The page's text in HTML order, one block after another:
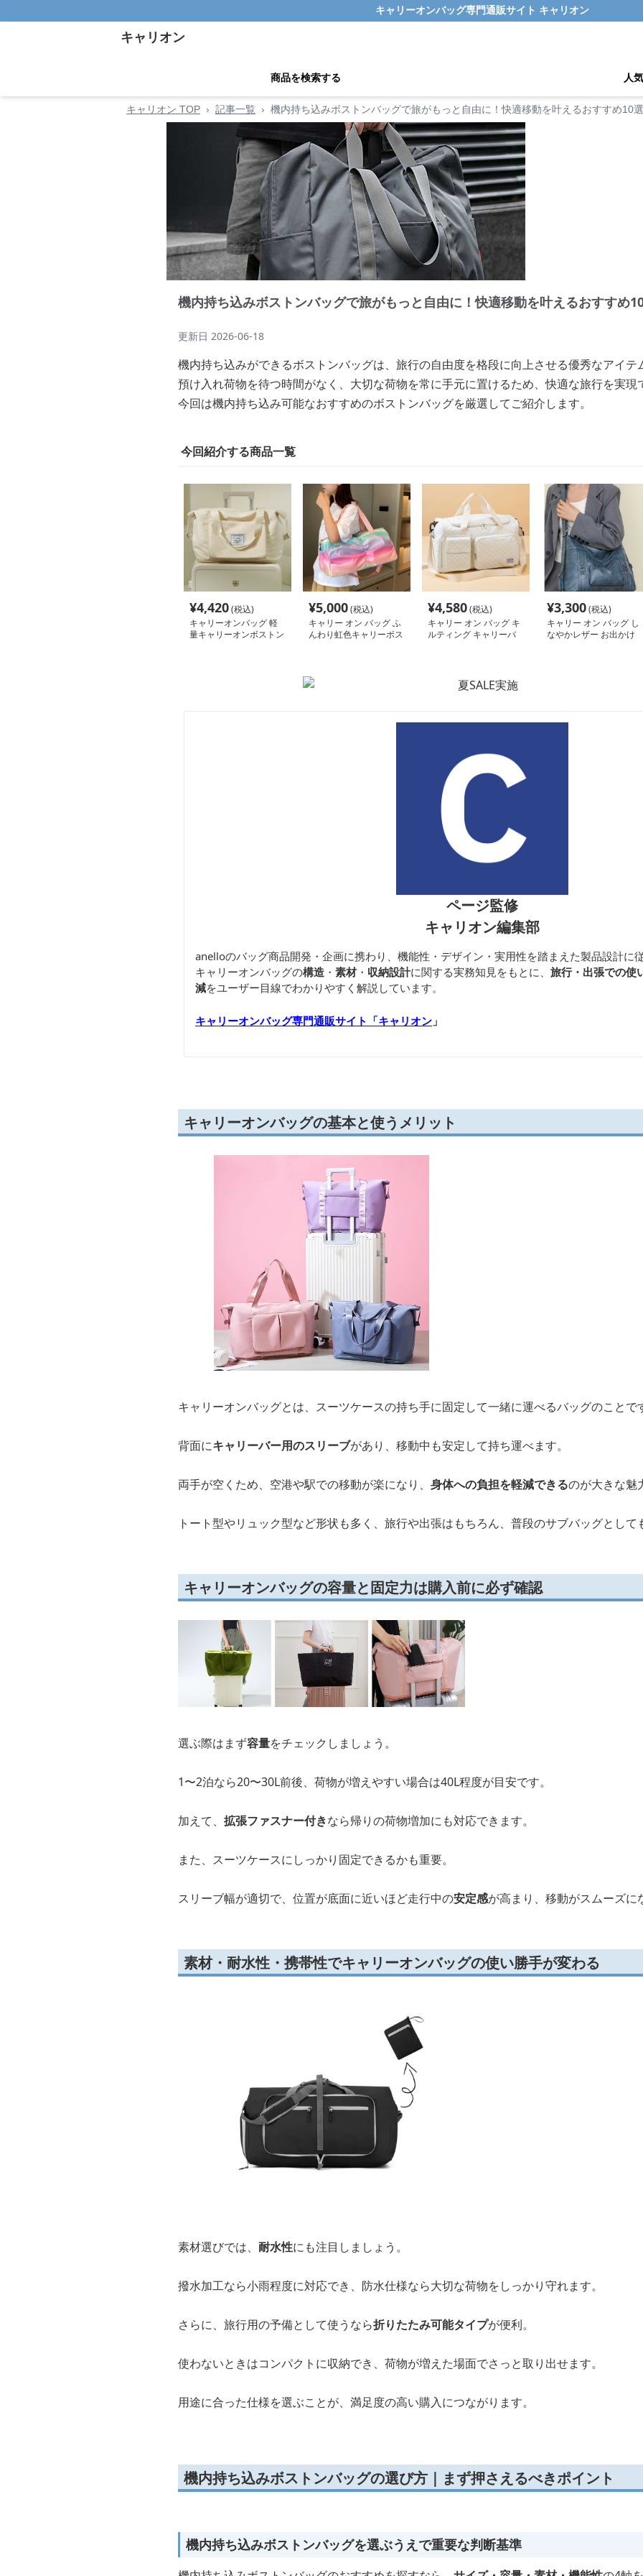
キャリーオンバッグ専門通販サイト キャリオン
キャリオン
商品を検索する 人
キャリオン TOP › 記事一覧 › 機内持ち込みボストンバッグで旅がもっと自由に！快適移動を叶えるおすすめ10選
機内持ち込みボストンバッグで旅がもっと自由に！快適移動を叶えるおすすめ
更新日 2026-06-18
機内持ち込みができるボストンバッグは、旅行の自由度を格段に向上させる優秀なアイテ
預け入れ荷物を待つ時間がなく、大切な荷物を常に手元に置けるため、快適な旅行を実現
今回は機内持ち込み可能なおすすめのボストンバッグを厳選してご紹介します。
今回紹介する商品一覧
¥4,420(税込)
キャリーオンバッグ 軽
量キャリーオンボストン
¥5,000(税込)
キャリー オン バッグ ふ
んわり虹色キャリーボス
¥4,580(税込)
キャリー オン バッグ キ
ルティング キャリーバ
¥3,300(税込)
キャリー オン バッグ し
なやかレザー お出かけ
ページ監修
キャリオン編集部
anelloのバッグ商品開発・企画に携わり、機能性・デザイン・実用性を踏まえた製品設計に
キャリーオンバッグの構造 ・ 素材・ 収納設計に関する実務知見をもとに、 旅行・出張での使
減をユーザー目線でわかりやすく解説しています。
キャリーオンバッグ専門通販サイト「キャリオン 」
キャリーオンバッグの基本と使うメリット
キャリーオンバッグとは、スーツケースの持ち手に固定して一緒に運べるバッグのことで
背面にキャリーバー用のスリーブがあり、移動中も安定して持ち運べます。
両手が空くため、空港や駅での移動が楽になり、 身体への負担を軽減できるのが大きな魅
トート型やリュック型など形状も多く、旅行や出張はもちろん、普段のサブバッグとして
キャリーオンバッグの容量と固定力は購入前に必ず確認
選ぶ際はまず容量をチェックしましょう。
1〜2泊なら20〜30L前後、荷物が増えやすい場合は40L程度が目安です。
加えて、 拡張ファスナー付きなら帰りの荷物増加にも対応できます。
また、スーツケースにしっかり固定できるかも重要。
スリーブ幅が適切で、位置が底面に近いほど走行中の安定感が高まり、移動がスムーズに
素材・耐水性・携帯性でキャリーオンバッグの使い勝手が変わる
素材選びでは、 耐水性にも注目しましょう。
撥水加工なら小雨程度に対応でき、防水仕様なら大切な荷物をしっかり守れます。
さらに、旅行用の予備として使うなら折りたたみ可能タイプが便利。
使わないときはコンパクトに収納でき、荷物が増えた場面でさっと取り出せます。
用途に合った仕様を選ぶことが、満足度の高い購入につながります。
機内持ち込みボストンバッグの選び方｜まず押さえるべきポイント
機内持ち込みボストンバッグを選ぶうえで重要な判断基準